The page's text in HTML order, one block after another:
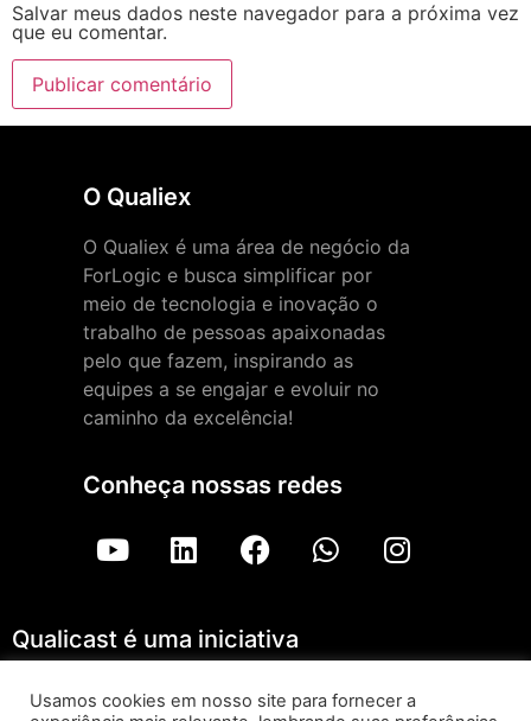
Salvar meus dados neste navegador para a próxima vez
que eu comentar.
O Qualiex
O Qualiex é uma área de negócio da
ForLogic e busca simplificar por
meio de tecnologia e inovação o
trabalho de pessoas apaixonadas
pelo que fazem, inspirando as
equipes a se engajar e evoluir no
caminho da excelência!
Conheça nossas redes
Qualicast é uma iniciativa
Usamos cookies em nosso site para fornecer a